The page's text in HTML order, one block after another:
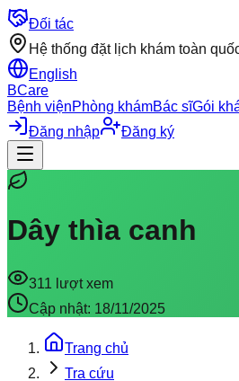
Đối tác
Hệ thống đặt lịch khám toàn
English
BCare
Bệnh việnPhòng khámBác sĩGói
Đăng nhập
Đăng ký
Dây thìa canh
311 lượt xem
Cập nhật: 18/11/2025
Trang chủ
Tra cứu